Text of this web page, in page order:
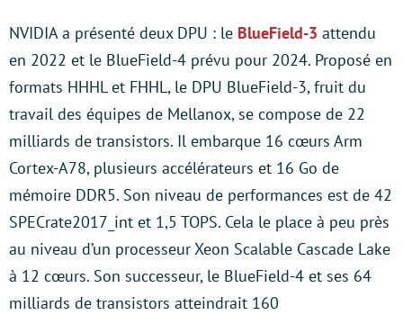
NVIDIA a présenté deux DPU : le BlueField-3 attendu
en 2022 et le BlueField-4 prévu pour 2024. Proposé en
formats HHHL et FHHL, le DPU BlueField-3, fruit du
travail des équipes de Mellanox, se compose de 22
milliards de transistors. Il embarque 16 cœurs Arm
Cortex-A78, plusieurs accélérateurs et 16 Go de
mémoire DDR5. Son niveau de performances est de 42
SPECrate2017_int et 1,5 TOPS. Cela le place à peu près
au niveau d’un processeur Xeon Scalable Cascade Lake
à 12 cœurs. Son successeur, le BlueField-4 et ses 64
milliards de transistors atteindrait 160